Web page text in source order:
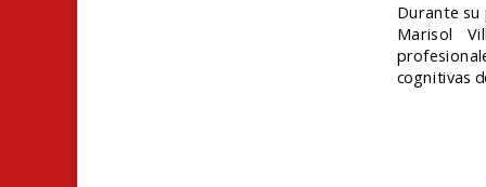
Durante su
Marisol
cognitivas